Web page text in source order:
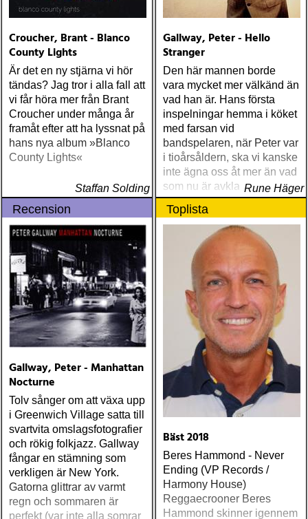
Croucher, Brant - Blanco
County Lights
Är det en ny stjärna vi hör
tändas? Jag tror i alla fall att
vi får höra mer från Brant
Croucher under många år
framåt efter att ha lyssnat på
hans nya album »Blanco
County Lights«
Staffan Solding
Gallway, Peter - Hello
Stranger
Den här mannen borde
vara mycket mer välkänd än
vad han är. Hans första
inspelningar hemma i köket
med farsan vid
bandspelaren, när Peter var
i tioårsåldern, ska vi kanske
inte ägna oss åt mer än vad
som nu är avklaratRune Häger
Recension
Gallway, Peter - Manhattan
Nocturne
Tolv sånger om att växa upp
i Greenwich Village satta till
svartvita omslagsfotografier
och rökig folkjazz. Gallway
fångar en stämning som
verkligen är New York.
Gatorna glittrar av varmt
regn och sommaren är
perfekt (var inte alla somrar
Toplista
Bäst 2018
Beres Hammond - Never
Ending (VP Records /
Harmony House)
Reggaecrooner Beres
Hammond skinner igennem